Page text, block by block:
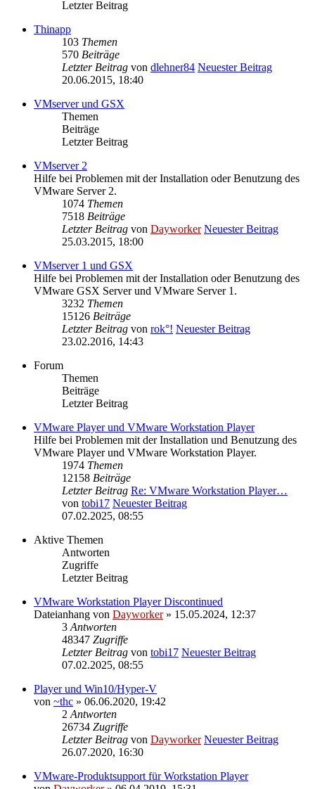
Letzter Beitrag
Thinapp
103 Themen
570 Beiträge
Letzter Beitrag von dlehner84 Neuester Beitrag
20.06.2015, 18:40
VMserver und GSX
Themen
Beiträge
Letzter Beitrag
VMserver 2
Hilfe bei Problemen mit der Installation oder Benutzung des
VMware Server 2.
1074 Themen
7518 Beiträge
Letzter Beitrag von Dayworker Neuester Beitrag
25.03.2015, 18:00
VMserver 1 und GSX
Hilfe bei Problemen mit der Installation oder Benutzung des
VMware GSX Server und VMware Server 1.
3232 Themen
15126 Beiträge
Letzter Beitrag von rok°! Neuester Beitrag
23.02.2016, 14:43
Forum
Themen
Beiträge
Letzter Beitrag
VMware Player und VMware Workstation Player
Hilfe bei Problemen mit der Installation und Benutzung des
VMware Player und VMware Workstation Player.
1974 Themen
12158 Beiträge
Letzter Beitrag Re: VMware Workstation Player…
von tobi17 Neuester Beitrag
07.02.2025, 08:55
Aktive Themen
Antworten
Zugriffe
Letzter Beitrag
VMware Workstation Player Discontinued
Dateianhang von Dayworker» 15.05.2024, 12:37
3 Antworten
48347 Zugriffe
Letzter Beitrag von tobi17 Neuester Beitrag
07.02.2025, 08:55
Player und Win10/Hyper-V
von ~thc » 06.06.2020, 19:42
2 Antworten
26734 Zugriffe
Letzter Beitrag von Dayworker Neuester Beitrag
26.07.2020, 16:30
VMware-Produktsupport für Workstation Player